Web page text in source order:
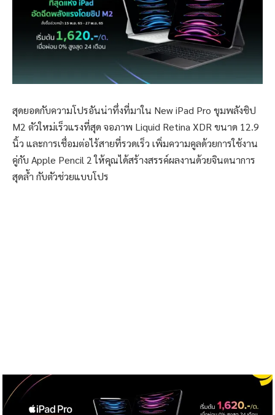
สุดยอดกับความโปรอันน่าทึ่งที่มาใน New iPad Pro ขุมพลังชิป
M2 ตัวใหม่เร็วแรงที่สุด จอภาพ Liquid Retina XDR ขนาด 12.9
นิ้ว และการเชื่อมต่อไร้สายที่รวดเร็ว เพิ่มความคูลด้วยการใช้งาน
คู่กับ Apple Pencil 2 ให้คุณได้สร้างสรรค์ผลงานด้วยจินตนาการ
สุดล้ำ กับตัวช่วยแบบโปร